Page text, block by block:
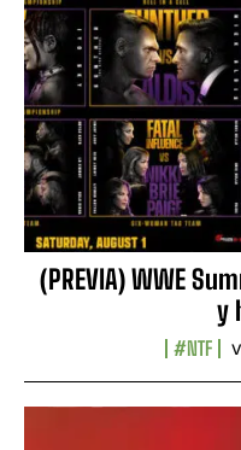
(PREVIA) WWE
y
#NTF